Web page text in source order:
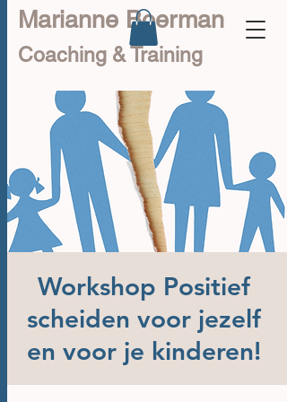
Marianne Boerman
Coaching & Training
Workshop Positief
scheiden voor jezelf
en voor je kinderen!